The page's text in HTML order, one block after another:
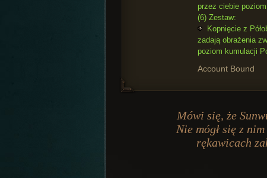
przez ciebie
(6) Zestaw:
Kopnięcie z
zadają obrażenia
poziom kumulacji
Account Bound
Mówi się, że
Nie mógł się z
rękawicach